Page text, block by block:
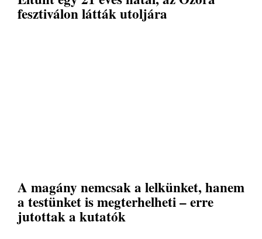
fesztiválon látták utoljára
A magány nemcsak a lelkünket, hanem
a testünket is megterhelheti – erre
jutottak a kutatók